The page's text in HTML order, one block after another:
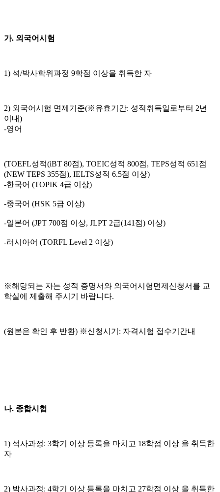
가. 외국어시험
1) 석/박사학위과정 9학점 이상을 취득한 자
2) 외국어시험 면제기준(※유효기간: 성적취득일로부터 2년
이내)
-영어
(TOEFL성적(iBT 80점), TOEIC성적 800점, TEPS성적 651점
(NEW TEPS 355점), IELTS성적 6.5점 이상)
-한국어 (TOPIK 4급 이상)
-중국어 (HSK 5급 이상)
-일본어 (JPT 700점 이상, JLPT 2급(141점) 이상)
-러시아어 (TORFL Level 2 이상)
※해당되는 자는 성적 증명서와 외국어시험면제신청서를 교
학실에 제출해 주시기 바랍니다.
(원본은 확인 후 반환) ※신청시기: 자격시험 접수기간내
나. 종합시험
1) 석사과정: 3학기 이상 등록을 마치고 18학점 이상 을 취득한
자
2) 박사과정: 4학기 이상 등록을 마치고 27학점 이상 을 취득한